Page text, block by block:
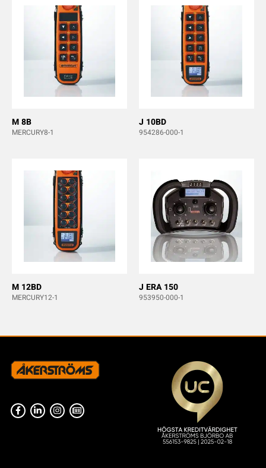
M 8B
MERCURY8-1
J 10BD
954286-000-1
M 12BD
MERCURY12-1
J ERA 150
953950-000-1